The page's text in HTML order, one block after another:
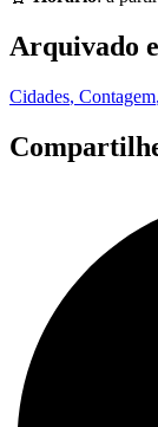
Arquivado
Cidades, Contagem,